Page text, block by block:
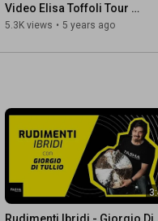
- - - - - - - - - - - - - - - -
Riprese video e montaggio:
Riprese audio e mix:
Video Elisa Toffoli Tour
2020 | Pasha Cymbals
5.3K views • 5 years ago